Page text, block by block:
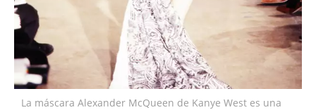
La máscara Alexander McQueen de Kanye West es una